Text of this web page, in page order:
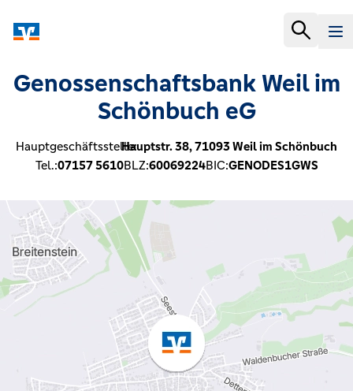
Genossenschaftsbank Weil im
Schönbuch eG
Hauptgeschäftsstelle:Hauptstr. 38,71093Weil im Schönbuch
Tel.:07157 5610BLZ:60069224BIC:GENODES1GWS